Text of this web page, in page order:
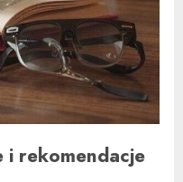
i rekomendacje